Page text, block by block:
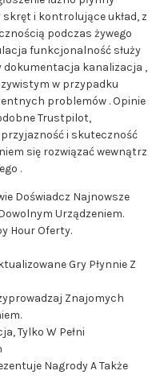
i kontrolujące układ, z
podczas żywego
funkcjonalność służy
kanalizacja ,
w przypadku
problemów . Opinie
Trustpilot,
i skuteczność
się rozwiązać wewnątrz
.
Doświadcz Najnowsze
Urządzeniem.
Hour Oferty.
Gry Płynnie Z
Znajomych
Tylko W Pełni
Nagrody A Także